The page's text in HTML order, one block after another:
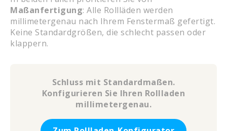
Maßanfertigung: Alle Rollläden werden
millimetergenau nach Ihrem Fenstermaß gefertigt.
Keine Standardgrößen, die schlecht passen oder
klappern.
Schluss mit Standardmaßen.
Konfigurieren Sie Ihren Rollladen
millimetergenau.